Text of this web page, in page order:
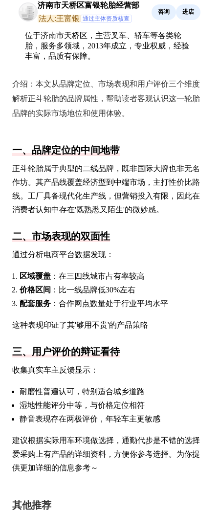
济南市天桥区富银轮胎经营部
法人:王富银 通过主体资质核查
咨询 进店
位于济南市天桥区，主营叉车、轿车等各类轮
胎，服务多领域，2013年成立，专业权威，经验
丰富，品质有保障。
介绍： 本文从品牌定位、市场表现和用户评价三个维度
解析正斗轮胎的品牌属性，帮助读者客观认识这一轮胎
品牌的实际市场地位和使用体验。
一、品牌定位的中间地带
正斗轮胎属于典型的二线品牌，既非国际大牌也非无名
作坊。其产品线覆盖经济型到中端市场，主打性价比路
线。工厂具备现代化生产线，但营销投入有限，因此在
消费者认知中存在'既熟悉又陌生'的微妙感。
二、市场表现的双面性
通过分析电商平台数据发现：
区域覆盖 ：在三四线城市占有率较高
价格区间 ：比一线品牌低30%左右
配套服务 ：合作网点数量处于行业平均水平
这种表现印证了其'够用不贵'的产品策略
三、用户评价的辩证看待
收集真实车主反馈显示：
耐磨性普遍认可，特别适合城乡道路
湿地性能评分中等，与价格定位相符
静音表现存在两极评价，年轻车主更敏感
建议根据实际用车环境做选择，通勤代步是不错的选择
爱采购上有产品的详细资料，方便你参考选择。为你提
供更加详细的信息参考～
其他推荐